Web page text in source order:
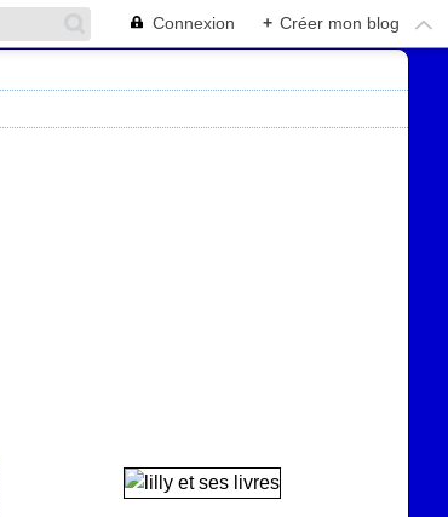
Connexion + Créer mon blog